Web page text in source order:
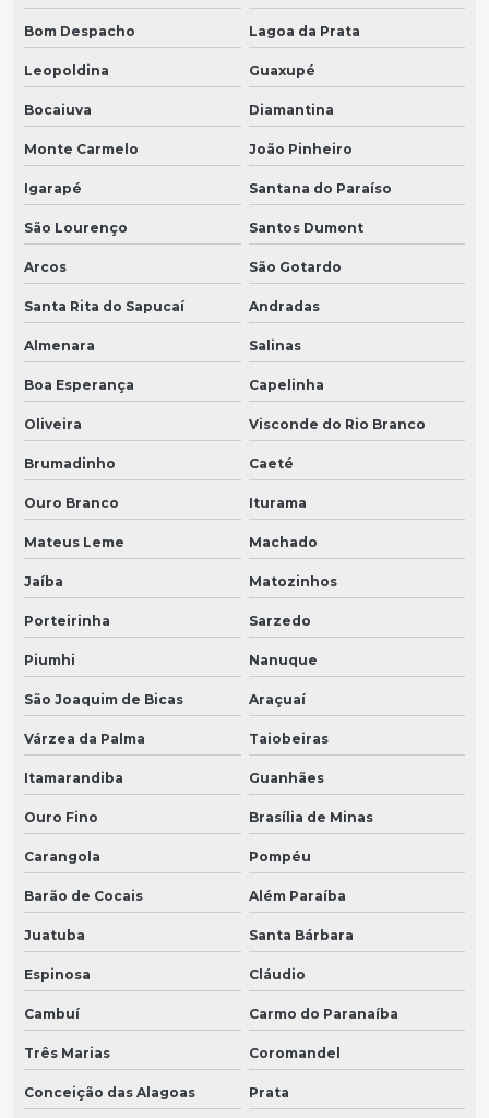
Bom Despacho Lagoa da Prata
Leopoldina Guaxupé
Bocaiuva Diamantina
Monte Carmelo João Pinheiro
Igarapé Santana do Paraíso
São Lourenço Santos Dumont
Arcos São Gotardo
Santa Rita do Sapucaí Andradas
Almenara Salinas
Boa Esperança Capelinha
Oliveira Visconde do Rio Branco
Brumadinho Caeté
Ouro Branco Iturama
Mateus Leme Machado
Jaíba Matozinhos
Porteirinha Sarzedo
Piumhi Nanuque
São Joaquim de Bicas Araçuaí
Várzea da Palma Taiobeiras
Itamarandiba Guanhães
Ouro Fino Brasília de Minas
Carangola Pompéu
Barão de Cocais Além Paraíba
Juatuba Santa Bárbara
Espinosa Cláudio
Cambuí Carmo do Paranaíba
Três Marias Coromandel
Conceição das Alagoas Prata